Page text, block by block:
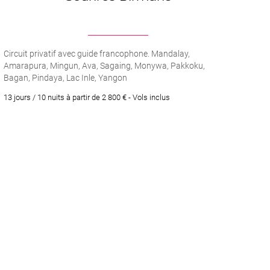
afin de profiter du
Circuit privatif avec guide francophone. Mandalay,
Amarapura, Mingun, Ava, Sagaing, Monywa, Pakkoku,
Bagan, Pindaya, Lac Inle, Yangon
13 jours / 10 nuits à partir de 2 800 € - Vols inclus